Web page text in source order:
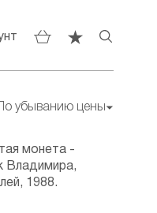
По убыванию цены